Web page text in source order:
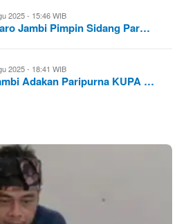
2025 - 15:46 WIB
Jambi Pimpin Sidang Par…
2025 - 18:41 WIB
Adakan Paripurna KUPA …